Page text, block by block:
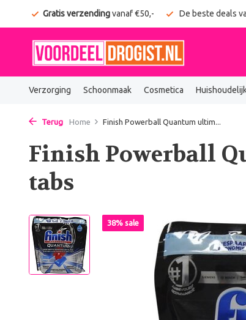
Gratis verzendingvanaf €50,- De beste deals
Verzorging Schoonmaak Cosmetica
Terug Home Finish Powerball Quantum ultim...
Finish Powerball
tabs
38% sale